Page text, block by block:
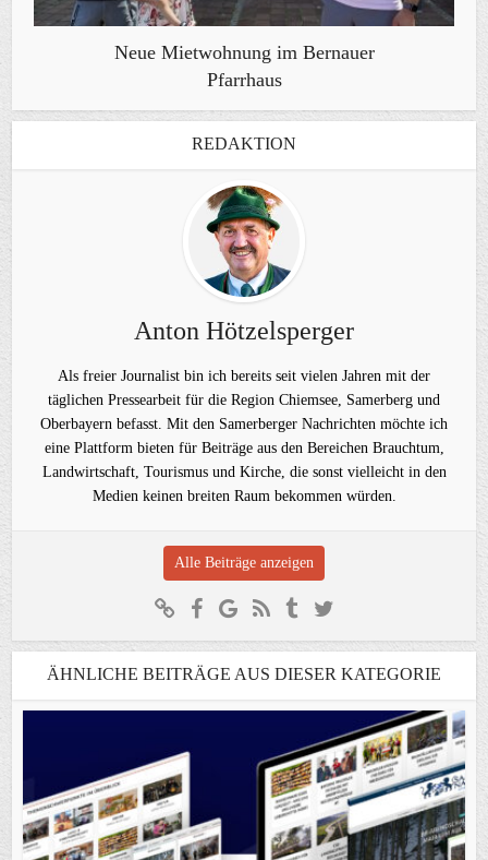
Neue Mietwohnung im Bernauer
Pfarrhaus
REDAKTION
Anton Hötzelsperger
Als freier Journalist bin ich bereits seit vielen Jahren mit der
täglichen Pressearbeit für die Region Chiemsee, Samerberg und
Oberbayern befasst. Mit den Samerberger Nachrichten möchte ich
eine Plattform bieten für Beiträge aus den Bereichen Brauchtum,
Landwirtschaft, Tourismus und Kirche, die sonst vielleicht in den
Medien keinen breiten Raum bekommen würden.
Alle Beiträge anzeigen
ÄHNLICHE BEITRÄGE AUS DIESER KATEGORIE